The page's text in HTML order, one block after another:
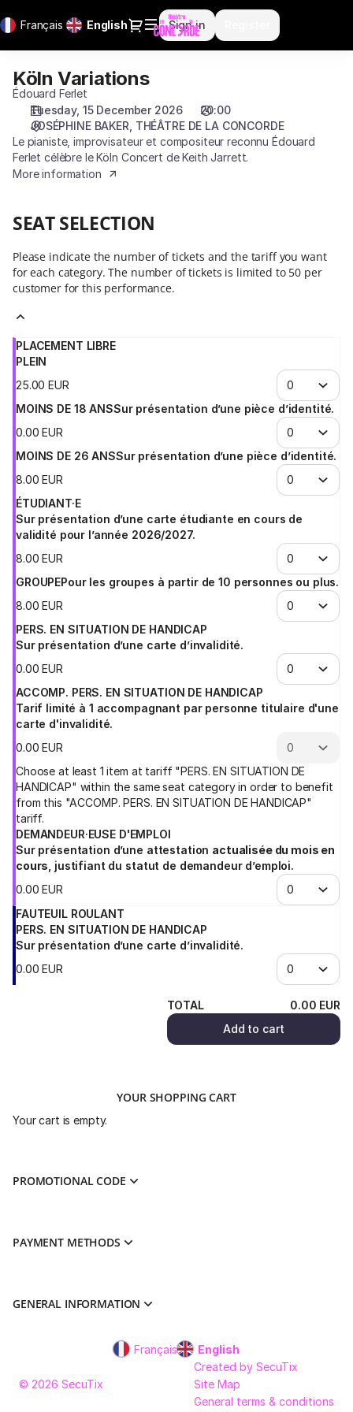
Français Current
English Dialog
Sign in
selection
CONCORDE
15.12.2026
20:00
Variations]
Théâtre
de
Köln
Variations
Köln Variations
Édouard Ferlet
Tuesday, 15 December 2026
20:00
JOSÉPHINE BAKER THÉÂTRE DE LA CONCORDE
Le pianiste, improvisateur et compositeur reconnu Édouard
Ferlet célèbre le Köln Concert de Keith Jarrett.
More information
SEAT SELECTION
Please indicate the number of tickets and the tariff you want
for each category. The number of tickets is limited to 50 per
customer for this performance.
PLACEMENT LIBRE
PLEIN
25.00 EUR
MOINS DE 18 ANSSur présentation d’une pièce d’identité.
0.00 EUR
MOINS DE 26 ANSSur présentation d’une pièce d’identité.
8.00 EUR
ÉTUDIANT·E
Sur présentation d’une carte étudiante en cours de
validité pour l’année 2026/2027.
8.00 EUR
GROUPEPour les groupes à partir de 10 personnes ou plus.
8.00 EUR
PERS. EN SITUATION DE HANDICAP
Sur présentation d’une carte d’invalidité.
0.00 EUR
ACCOMP. PERS. EN SITUATION DE HANDICAP
Tarif limité à 1 accompagnant par personne titulaire d'une
carte d'invalidité.
0.00 EUR
Choose at least 1 item at tariff "PERS. EN SITUATION DE
HANDICAP" within the same seat category in order to benefit
from this "ACCOMP. PERS. EN SITUATION DE HANDICAP"
tariff.
DEMANDEUR·EUSE D'EMPLOI
Sur présentation d’une attestation actualisée du mois en
cours , justifiant du statut de demandeur d’emploi.
0.00 EUR
FAUTEUIL ROULANT
PERS. EN SITUATION DE HANDICAP
Sur présentation d’une carte d’invalidité.
0.00 EUR
TOTAL 0.00 EUR
Add to cart
YOUR SHOPPING CART
Your cart is empty.
PROMOTIONAL CODE
PAYMENT METHODS
GENERAL INFORMATION
FrançaisCurrent
Language
English
© 2026 SecuTix
Created by SecuTix
Site Map
General terms & conditions